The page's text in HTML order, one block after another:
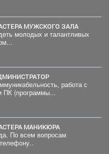
МУЖСКОГО ЗАЛА
молодых и талантливых
работа с
ПК (программы...
МАНИКЮРА
По всем вопросам